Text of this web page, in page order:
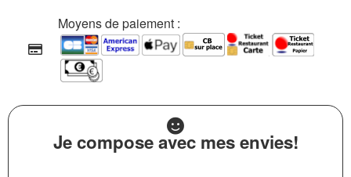
Moyens de paiement :
Je compose avec mes envies!